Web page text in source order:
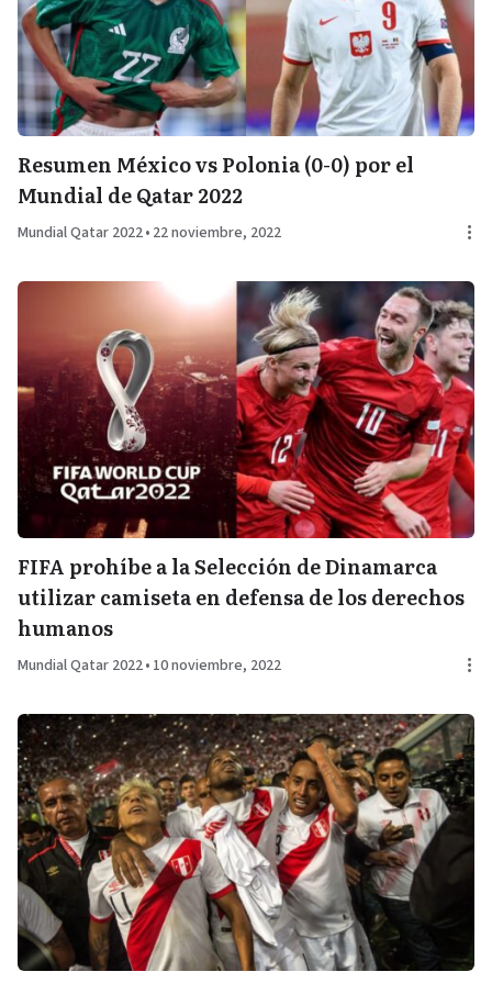
Resumen México vs Polonia (0-0) por el
Mundial de Qatar 2022
Mundial Qatar 2022• 22 noviembre, 2022
FIFA prohíbe a la Selección de Dinamarca
utilizar camiseta en defensa de los derechos
humanos
Mundial Qatar 2022• 10 noviembre, 2022